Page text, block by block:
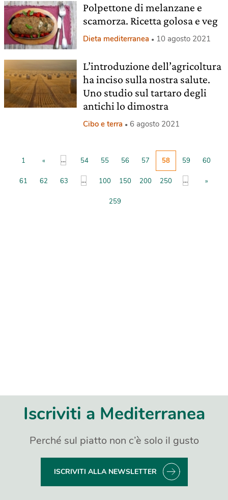
Polpettone di melanzane e
scamorza. Ricetta golosa e veg
Dieta mediterranea 10 agosto 2021
L’introduzione dell’agricoltura
ha inciso sulla nostra salute.
Uno studio sul tartaro degli
antichi lo dimostra
Cibo e terra 6 agosto 2021
1 « ... 54 55 56 57 58 59 60
61 62 63 ... 100 150 200 250 ... »
259
Iscriviti a Mediterranea
Perché sul piatto non c’è solo il gusto
ISCRIVITI ALLA NEWSLETTER